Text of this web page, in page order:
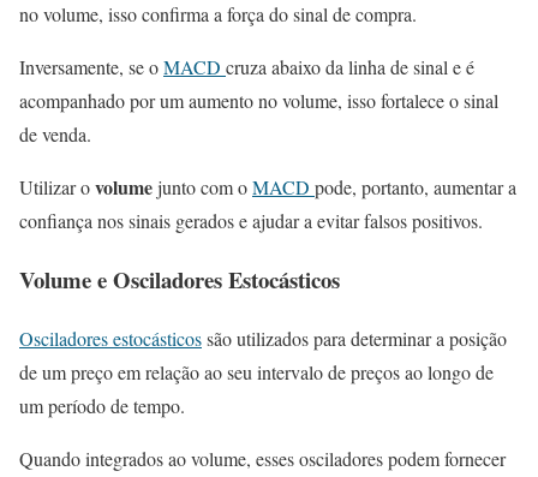
no volume, isso confirma a força do sinal de compra.
Inversamente, se oMACD cruza abaixo da linha de sinal e é
acompanhado por um aumento no volume, isso fortalece o sinal
de venda.
Utilizar ovolumejunto com oMACD pode, portanto, aumentar a
confiança nos sinais gerados e ajudar a evitar falsos positivos.
Volumee Osciladores Estocásticos
Osciladores estocásticossão utilizados para determinar a posição
de um preço em relação ao seu intervalo de preços ao longo de
um período de tempo.
Quando integrados ao volume, esses osciladores podem fornecer